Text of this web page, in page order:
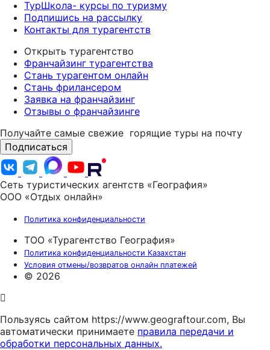
ТурШкола- курсы по туризму
Подпишись на рассылку
Контакты для турагентств
Открыть турагентство
Франчайзинг турагентства
Стань турагентом онлайн
Стань фрилансером
Заявка на франчайзинг
Отзывы о франчайзинге
Получайте самые свежие горящие туры на почту
Подписаться
Сеть туристических агентств «География»
ООО «Отдых онлайн»
Политика конфиденциальности
ТОО «Турагентство География»
Политика конфиденциальности Казахстан
Условия отмены/возвратов онлайн платежей
© 2026
Пользуясь сайтом https://www.geograftour.com, Вы
автоматически принимаете правила передачи и
обработки персональных данных.